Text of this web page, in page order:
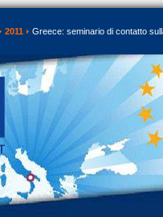
2011 Greece: seminario di contatto